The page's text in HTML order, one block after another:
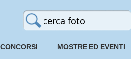
CONCORSI MOSTRE ED EVENTI